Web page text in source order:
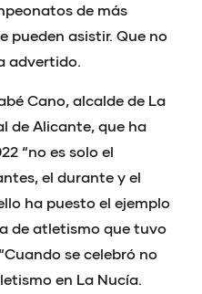
de más
pueden asistir. Que no
advertido.
Cano, alcalde de La
de Alicante, que ha
“no es solo el
el durante y el
ha puesto el ejemplo
de atletismo que tuvo
se celebró no
en La Nucía.